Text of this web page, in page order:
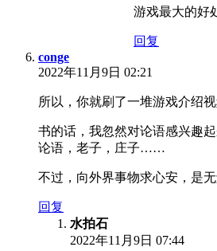
游戏最大的好
回复
conge
2022年11月9日 02:21
所以，你就刷了一堆游戏介绍视
书的话，我忽然对论语感兴趣
论语，老子，庄子……
不过，向外界事物求心安，是无
回复
水拍石
2022年11月9日 07:44